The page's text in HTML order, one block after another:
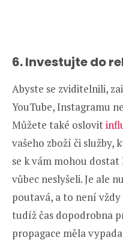
6. Investujte do
Abyste se zviditelnili,
YouTube, Instagramu
Můžete také oslovit
vašeho zboží či služby,
se k vám mohou
vůbec neslyšeli. Je ale
poutavá, a to není
tudíž čas dopodrobna
propagace měla